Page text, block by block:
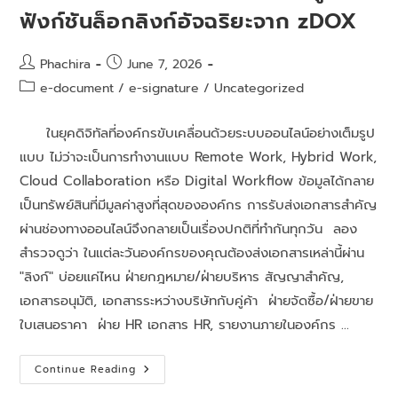
ฟังก์ชันล็อกลิงก์อัจฉริยะจาก zDOX
Phachira
June 7, 2026
e-document / e-signature / Uncategorized
ในยุคดิจิทัลที่องค์กรขับเคลื่อนด้วยระบบออนไลน์อย่างเต็มรูป
แบบ ไม่ว่าจะเป็นการทำงานแบบ Remote Work, Hybrid Work,
Cloud Collaboration หรือ Digital Workflow ข้อมูลได้กลาย
เป็นทรัพย์สินที่มีมูลค่าสูงที่สุดขององค์กร การรับส่งเอกสารสำคัญ
ผ่านช่องทางออนไลน์จึงกลายเป็นเรื่องปกติที่ทำกันทุกวัน ลอง
สำรวจดูว่า ในแต่ละวันองค์กรของคุณต้องส่งเอกสารเหล่านี้ผ่าน
"ลิงก์" บ่อยแค่ไหน ฝ่ายกฎหมาย/ฝ่ายบริหาร สัญญาสำคัญ,
เอกสารอนุมัติ, เอกสารระหว่างบริษัทกับคู่ค้า ฝ่ายจัดซื้อ/ฝ่ายขาย
ใบเสนอราคา ฝ่าย HR เอกสาร HR, รายงานภายในองค์กร …
Continue Reading